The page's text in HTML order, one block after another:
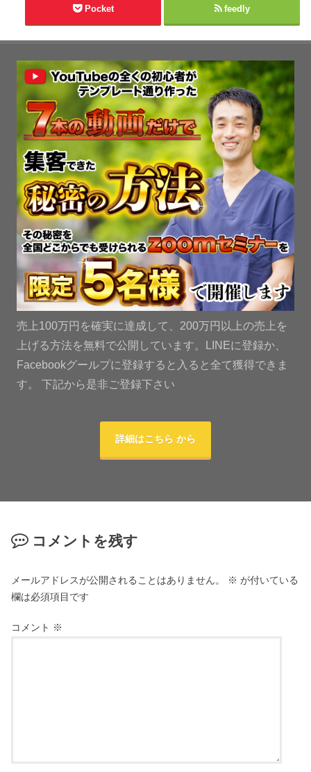
Pocket feedly
売上100万円を確実に達成して、200万円以上の売上を
上げる方法を無料で公開しています。LINEに登録か、
Facebookグールプに登録すると入ると全て獲得できま
す。 下記から是非ご登録下さい
詳細はこちら から
コメントを残す
メールアドレスが公開されることはありません。 ※ が付いている
欄は必須項目です
コメント ※